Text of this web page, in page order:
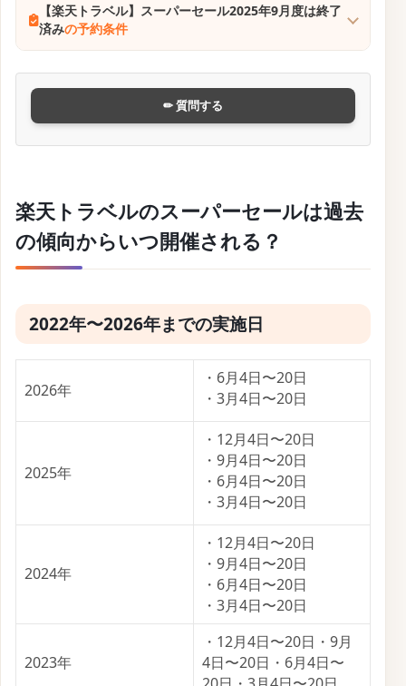
【楽天トラベル】スーパーセール2025年9月度は終了
済みの予約条件
✏ 質問する
楽天トラベルのスーパーセールは過去
の傾向からいつ開催される？
2022年〜2026年までの実施日
2026年
・6月4日〜20日
・3月4日〜20日
2025年
・12月4日〜20日
・9月4日〜20日
・6月4日〜20日
・3月4日〜20日
2024年
・12月4日〜20日
・9月4日〜20日
・6月4日〜20日
・3月4日〜20日
2023年
・12月4日〜20日・9月
4日〜20日・6月4日〜